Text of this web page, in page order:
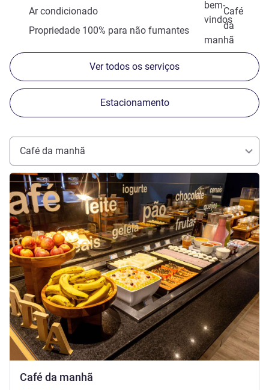
bem-
vindos
Ar condicionado
Café
da
manhã
Propriedade 100% para não fumantes
Ver todos os serviços
Estacionamento
Café da manhã
Café da manhã
Ver detalhes